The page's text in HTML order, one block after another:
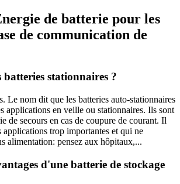
de batterie pour les
de communication de
batteries stationnaires ?
Le nom dit que les batteries auto-stationnaires
applications en veille ou stationnaires. Ils sont
de secours en cas de coupure de courant. Il
applications trop importantes et qui ne
alimentation: pensez aux hôpitaux,...
d'une batterie de stockage